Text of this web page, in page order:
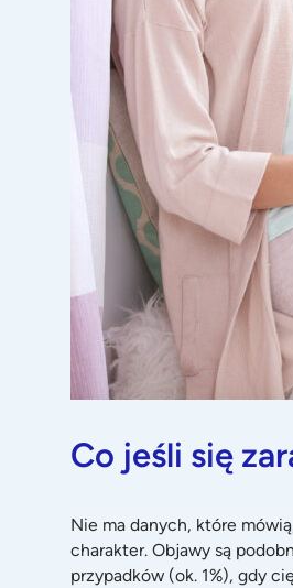
Co jeśli się
Nie ma danych, które
charakter. Objawy są
przypadków (ok. 1%), gdy